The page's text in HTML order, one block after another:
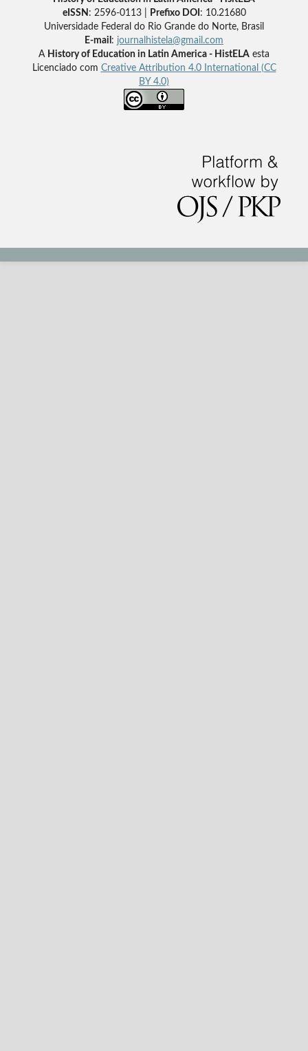
eISSN : 2596-0113 | Prefixo DOI : 10.21680
Universidade Federal do Rio Grande do Norte, Brasil
E-mail : journalhistela@gmail.com
A History of Education in Latin America - HistELA esta
Licenciado com Creative Attribution 4.0 International (CC
BY 4.0)